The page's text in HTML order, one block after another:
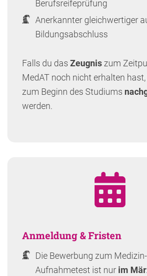
Berufsreifeprüfung
Anerkannter gleichwertiger
Bildungsabschluss
Falls du das Zeugnis zum
MedAT noch nicht erhalten
zum Beginn des Studiums
werden.
Anmeldung & Fristen
Die Bewerbung zum Medizin-
Aufnahmetest ist nur im